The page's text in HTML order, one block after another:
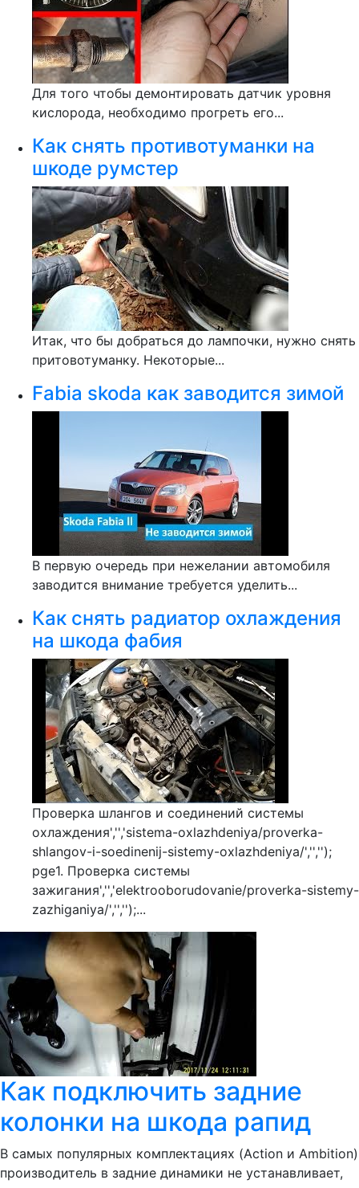
Для того чтобы демонтировать датчик уровня
кислорода, необходимо прогреть его...
Как снять противотуманки на
шкоде румстер
Итак, что бы добраться до лампочки, нужно снять
притовотуманку. Некоторые...
Fabia skoda как заводится зимой
В первую очередь при нежелании автомобиля
заводится внимание требуется уделить...
Как снять радиатор охлаждения
на шкода фабия
Проверка шлангов и соединений системы
охлаждения','','sistema-oxlazhdeniya/proverka-
shlangov-i-soedinenij-sistemy-oxlazhdeniya/','','');
pge1. Проверка системы
зажигания','','elektrooborudovanie/proverka-sistemy-
zazhiganiya/','','');...
Как подключить задние
колонки на шкода рапид
В самых популярных комплектациях (Action и Ambition)
производитель в задние динамики не устанавливает,